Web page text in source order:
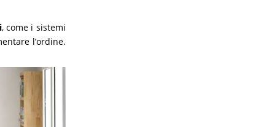
, come i sistemi
l’ordine.